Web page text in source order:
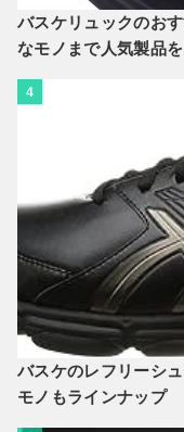
バスケリュックのお
なモノまで人気製品
4
バスケのレフリーシ
モノもラインナップ